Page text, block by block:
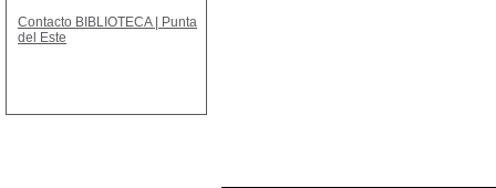
Contacto BIBLIOTECA | Punta
del Este